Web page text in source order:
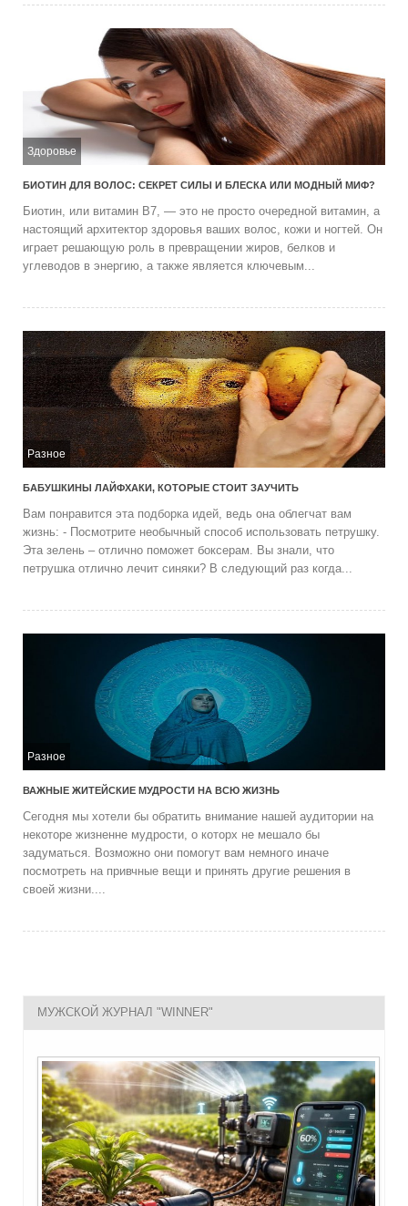
Здоровье
БИОТИН ДЛЯ ВОЛОС: СЕКРЕТ СИЛЫ И БЛЕСКА ИЛИ МОДНЫЙ МИФ?
Биотин, или витамин B7, — это не просто очередной витамин, а
настоящий архитектор здоровья ваших волос, кожи и ногтей. Он
играет решающую роль в превращении жиров, белков и
углеводов в энергию, а также является ключевым...
Разное
БАБУШКИНЫ ЛАЙФХАКИ, КОТОРЫЕ СТОИТ ЗАУЧИТЬ
Вам понравится эта подборка идей, ведь она облегчат вам
жизнь: - Посмотрите необычный способ использовать петрушку.
Эта зелень – отлично поможет боксерам. Вы знали, что
петрушка отлично лечит синяки? В следующий раз когда...
Разное
ВАЖНЫЕ ЖИТЕЙСКИЕ МУДРОСТИ НА ВСЮ ЖИЗНЬ
Сегодня мы хотели бы обратить внимание нашей аудитории на
некоторе жизненне мудрости, о которх не мешало бы
задуматься. Возможно они помогут вам немного иначе
посмотреть на привчные вещи и принять другие решения в
своей жизни....
МУЖСКОЙ ЖУРНАЛ "WINNER"